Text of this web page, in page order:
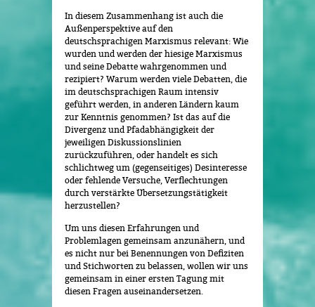
In diesem Zusammenhang ist auch die
Außenperspektive auf den
deutschsprachigen Marxismus relevant: Wie
wurden und werden der hiesige Marxismus
und seine Debatte wahrgenommen und
rezipiert? Warum werden viele Debatten, die
im deutschsprachigen Raum intensiv
geführt werden, in anderen Ländern kaum
zur Kenntnis genommen? Ist das auf die
Divergenz und Pfadabhängigkeit der
jeweiligen Diskussionslinien
zurückzuführen, oder handelt es sich
schlichtweg um (gegenseitiges) Desinteresse
oder fehlende Versuche, Verflechtungen
durch verstärkte Übersetzungstätigkeit
herzustellen?
Um uns diesen Erfahrungen und
Problemlagen gemeinsam anzunähern, und
es nicht nur bei Benennungen von Defiziten
und Stichworten zu belassen, wollen wir uns
gemeinsam in einer ersten Tagung mit
diesen Fragen auseinandersetzen.